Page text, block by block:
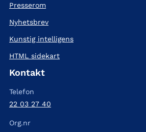
Presserom
Nyhetsbrev
Kunstig intelligens
HTML sidekart
Kontakt
Telefon
22 03 27 40
Org.nr